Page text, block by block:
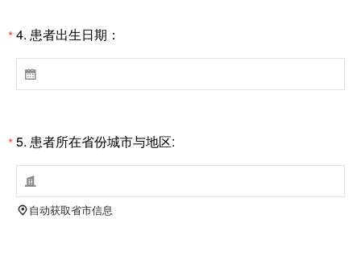
*4. 患者出生日期：

*5. 患者所在省份城市与地区:

自动获取省市信息